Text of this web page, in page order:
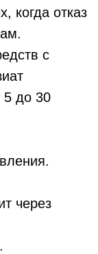
когда отказ
с
5 до 30
через